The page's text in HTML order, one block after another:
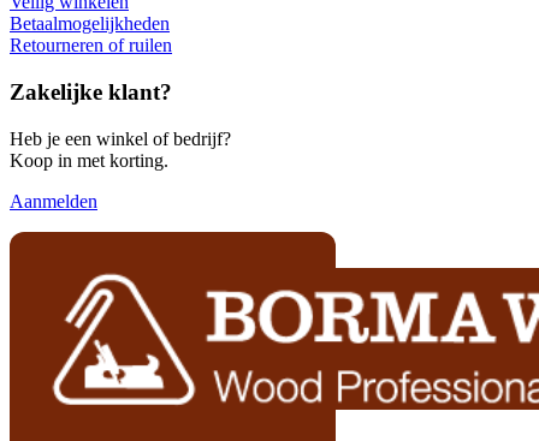
Betaalmogelijkheden
Retourneren of ruilen
Zakelijke klant?
Heb je een winkel of bedrijf?
Koop in met korting.
Aanmelden